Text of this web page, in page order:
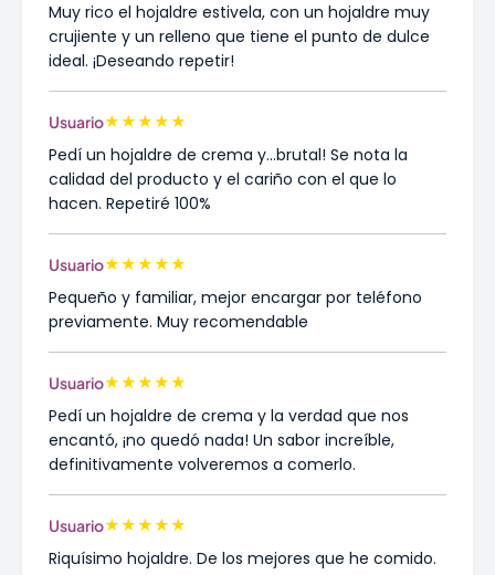
Muy rico el hojaldre estivela, con un hojaldre muy
crujiente y un relleno que tiene el punto de dulce
ideal. ¡Deseando repetir!
Usuario★★★★★
Pedí un hojaldre de crema y...brutal! Se nota la
calidad del producto y el cariño con el que lo
hacen. Repetiré 100%
Usuario★★★★★
Pequeño y familiar, mejor encargar por teléfono
previamente. Muy recomendable
Usuario★★★★★
Pedí un hojaldre de crema y la verdad que nos
encantó, ¡no quedó nada! Un sabor increíble,
definitivamente volveremos a comerlo.
Usuario★★★★★
Riquísimo hojaldre. De los mejores que he comido.